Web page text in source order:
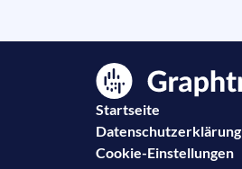
Startseite
Datenschutzerklärung
Cookie-Einstellungen